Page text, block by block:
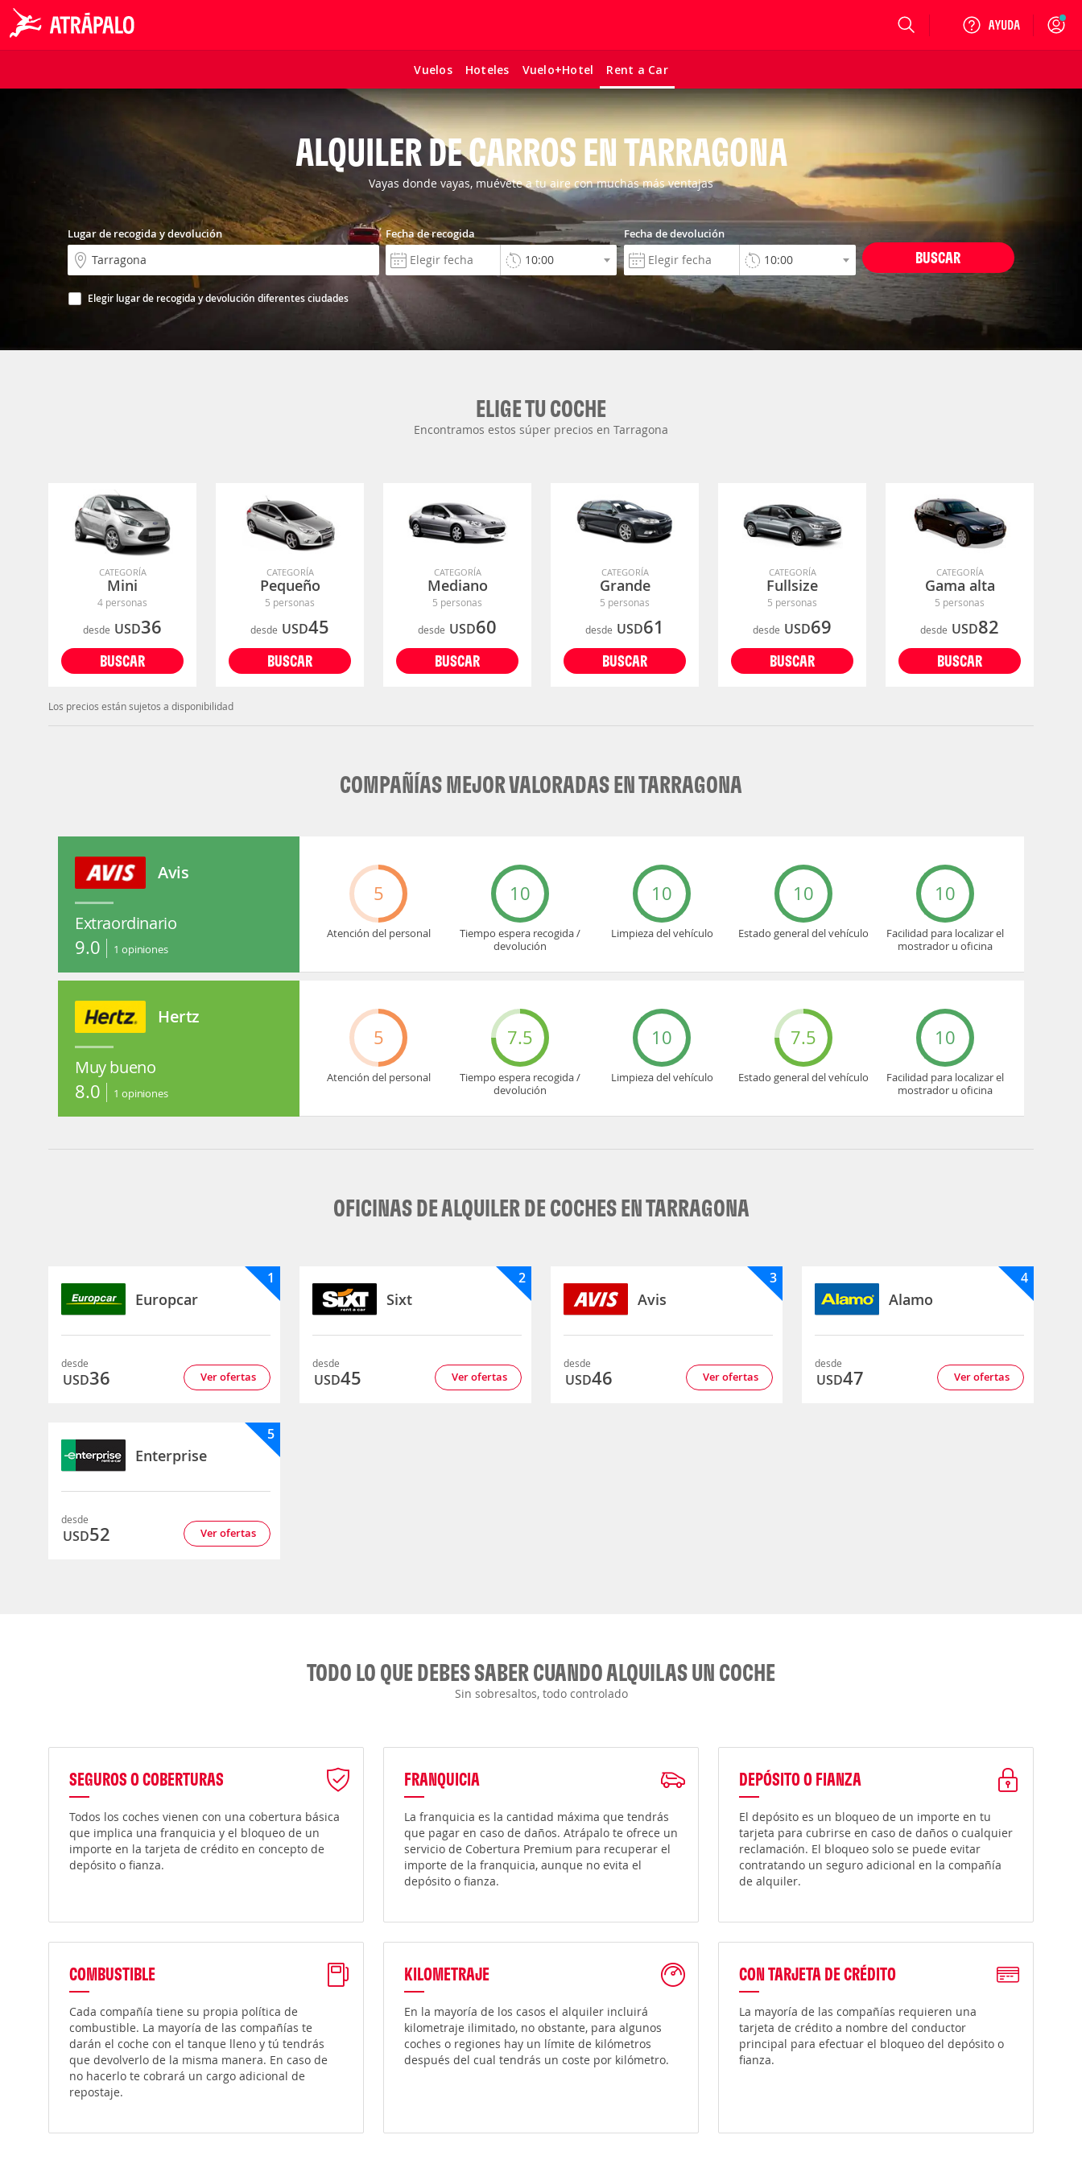
Vuelos Hoteles Vuelo+Hotel Rent a Car
Login
ALQUILER DE CARROS EN TARRAGONA
Vayas donde vayas, muévete a tu aire con muchas más ventajas
Lugar de recogida y devolución
Elegir lugar de recogida y devolución diferentes ciudades
Fecha de recogida Fecha de devolución
BUSCAR
ELIGE TU COCHE
Encontramos estos súper precios en Tarragona
CATEGORÍA
Mini
4 personas
desde USD36
BUSCAR
CATEGORÍA
Pequeño
5 personas
desde USD45
BUSCAR
CATEGORÍA
Mediano
5 personas
desde USD60
BUSCAR
CATEGORÍA
Grande
5 personas
desde USD61
BUSCAR
CATEGORÍA
Fullsize
5 personas
desde USD69
BUSCAR
CATEGORÍA
Gama alta
5 personas
desde USD82
BUSCAR
Los precios están sujetos a disponibilidad
COMPAÑÍAS MEJOR VALORADAS EN TARRAGONA
Avis
Extraordinario
9.0 1 opiniones
5
Atención del personal
10
Tiempo espera recogida /
devolución
10
Limpieza del vehículo
10
Estado general del vehículo
10
Facilidad para localizar el
mostrador u oficina
Hertz
Muy bueno
8.0 1 opiniones
5
Atención del personal
7.5
Tiempo espera recogida /
devolución
10
Limpieza del vehículo
7.5
Estado general del vehículo
10
Facilidad para localizar el
mostrador u oficina
OFICINAS DE ALQUILER DE COCHES EN TARRAGONA
Europcar
1
desde
USD36 Ver ofertas
Sixt
2
desde
USD45 Ver ofertas
Avis
3
desde
USD46 Ver ofertas
Alamo
4
desde
USD47 Ver ofertas
Enterprise
5
desde
USD52 Ver ofertas
TODO LO QUE DEBES SABER CUANDO ALQUILAS UN COCHE
Sin sobresaltos, todo controlado
SEGUROS O COBERTURAS
Todos los coches vienen con una cobertura básica
que implica una franquicia y el bloqueo de un
importe en la tarjeta de crédito en concepto de
depósito o fianza.
FRANQUICIA
La franquicia es la cantidad máxima que tendrás
que pagar en caso de daños. Atrápalo te ofrece un
servicio de Cobertura Premium para recuperar el
importe de la franquicia, aunque no evita el
depósito o fianza.
DEPÓSITO O FIANZA
El depósito es un bloqueo de un importe en tu
tarjeta para cubrirse en caso de daños o cualquier
reclamación. El bloqueo solo se puede evitar
contratando un seguro adicional en la compañía
de alquiler.
COMBUSTIBLE
Cada compañía tiene su propia política de
combustible. La mayoría de las compañías te
darán el coche con el tanque lleno y tú tendrás
que devolverlo de la misma manera. En caso de
no hacerlo te cobrará un cargo adicional de
repostaje.
KILOMETRAJE
En la mayoría de los casos el alquiler incluirá
kilometraje ilimitado, no obstante, para algunos
coches o regiones hay un límite de kilómetros
después del cual tendrás un coste por kilómetro.
CON TARJETA DE CRÉDITO
La mayoría de las compañías requieren una
tarjeta de crédito a nombre del conductor
principal para efectuar el bloqueo del depósito o
fianza.